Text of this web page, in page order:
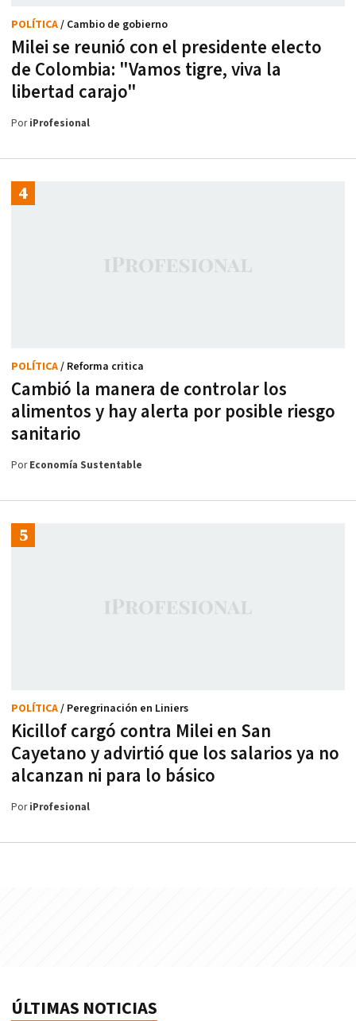
Milei se reunió con el presidente electo
de Colombia: "Vamos tigre, viva la
libertad carajo"
POLÍTICA/ Cambio de gobierno
PoriProfesional
Cambió la manera de controlar los
alimentos y hay alerta por posible riesgo
sanitario
POLÍTICA/ Reforma critica
PorEconomía Sustentable
Kicillof cargó contra Milei en San
Cayetano y advirtió que los salarios ya no
alcanzan ni para lo básico
POLÍTICA/ Peregrinación en Liniers
PoriProfesional
ÚLTIMAS NOTICIAS